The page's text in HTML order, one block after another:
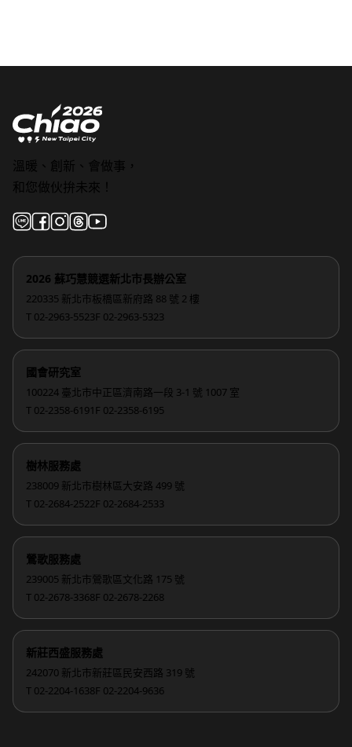
溫暖、創新、會做事，
和您做伙拚未來！
2026 蘇巧慧競選新北市長辦公室
220335 新北市板橋區新府路 88 號 2 樓
T 02-2963-5523F 02-2963-5323
國會研究室
100224 臺北市中正區濟南路一段 3-1 號 1007 室
T 02-2358-6191 F 02-2358-6195
樹林服務處
238009 新北市樹林區大安路 499 號
T 02-2684-2522F 02-2684-2533
鶯歌服務處
239005 新北市鶯歌區文化路 175 號
T 02-2678-3368F 02-2678-2268
新莊西盛服務處
242070 新北市新莊區民安西路 319 號
T 02-2204-1638F 02-2204-9636